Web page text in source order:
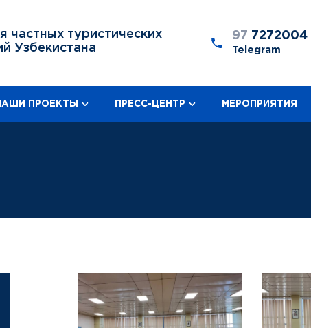
частных туристических
Узбекистана
97 7272004
Telegram
ПРОЕКТЫ ПРЕСС-ЦЕНТР МЕРОПРИЯТИЯ